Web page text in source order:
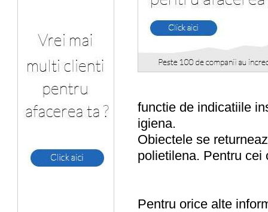
functie de indicatiile
igiena.
Obiectele se
polietilena. Pentru cei
Pentru orice alte